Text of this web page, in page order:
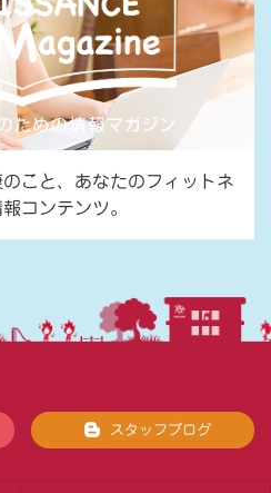
こと、あなたのフィットネ
コンテンツ。
スタッフブログ